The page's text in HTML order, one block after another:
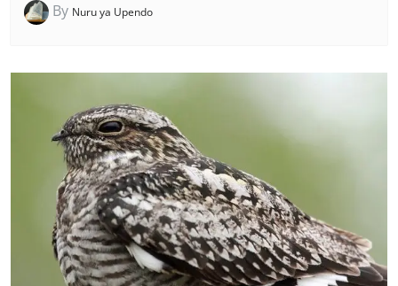
By Nuru ya Upendo